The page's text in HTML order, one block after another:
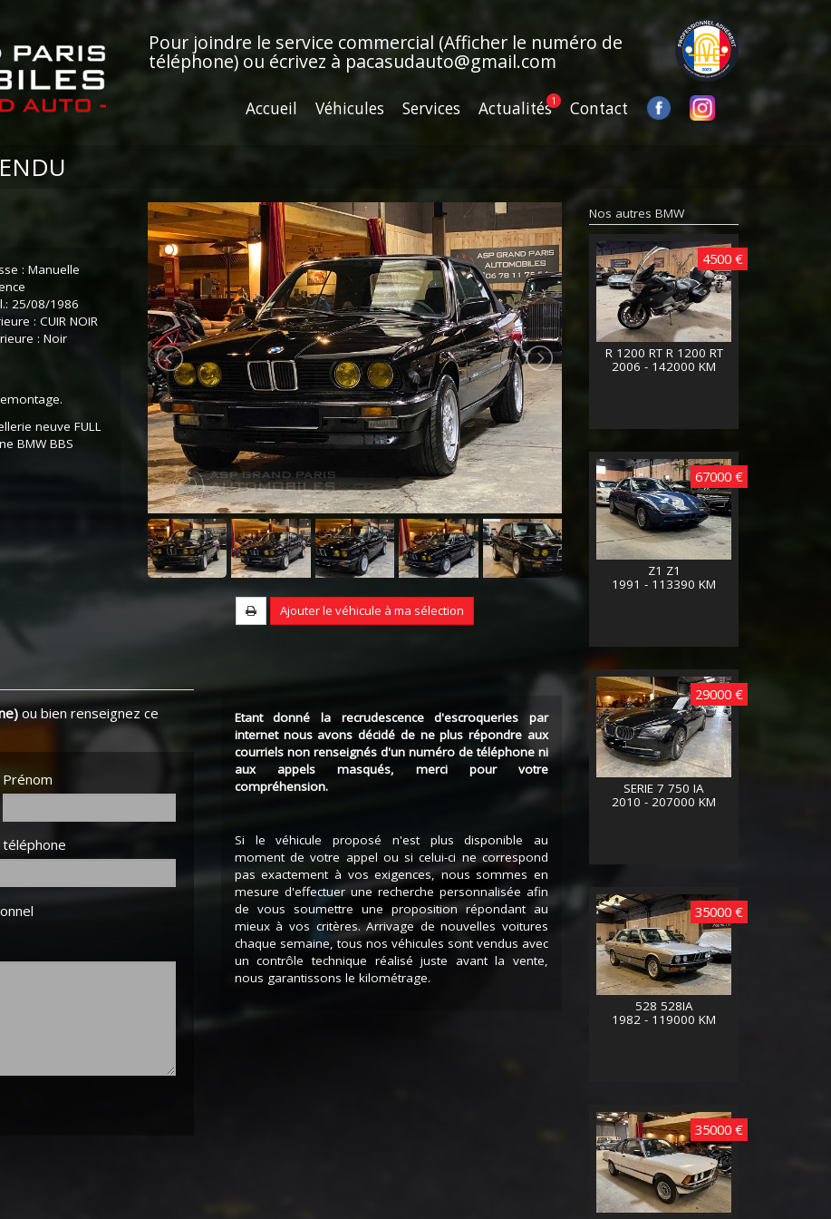
Pour joindre le service commercial (Afficher le numéro de
téléphone)ou écrivez à pacasudauto@gmail.com
Accueil Véhicules Services Actualités Contact
: Manuelle
25/08/1986
: CUIR NOIR
: Noir
neuve FULL
BMW BBS
Ajouter le véhicule à ma sélection
ou bien renseignez ce
Prénom
téléphone
Etant donné la recrudescence d'escroqueries par
internet nous avons décidé de ne plus répondre aux
courriels non renseignés d'un numéro de téléphone ni
aux appels masqués, merci pour votre
compréhension.
Si le véhicule proposé n'est plus disponible au
moment de votre appel ou si celui-ci ne correspond
pas exactement à vos exigences, nous sommes en
mesure d'effectuer une recherche personnalisée afin
de vous soumettre une proposition répondant au
mieux à vos critères. Arrivage de nouvelles voitures
chaque semaine, tous nos véhicules sont vendus avec
un contrôle technique réalisé juste avant la vente,
nous garantissons le kilométrage.
Nos autres BMW
4500 €
R 1200 RT R 1200 RT
2006 - 142000 KM
67000 €
Z1 Z1
1991 - 113390 KM
29000 €
SERIE 7 750 IA
2010 - 207000 KM
35000 €
528 528IA
1982 - 119000 KM
35000 €